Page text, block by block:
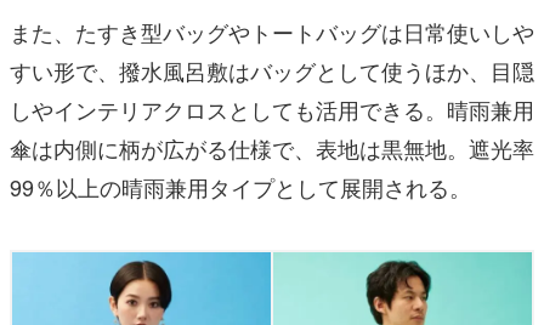
また、たすき型バッグやトートバッグは日常使いしや
すい形で、撥水風呂敷はバッグとして使うほか、目隠
しやインテリアクロスとしても活用できる。晴雨兼用
傘は内側に柄が広がる仕様で、表地は黒無地。遮光率
99％以上の晴雨兼用タイプとして展開される。